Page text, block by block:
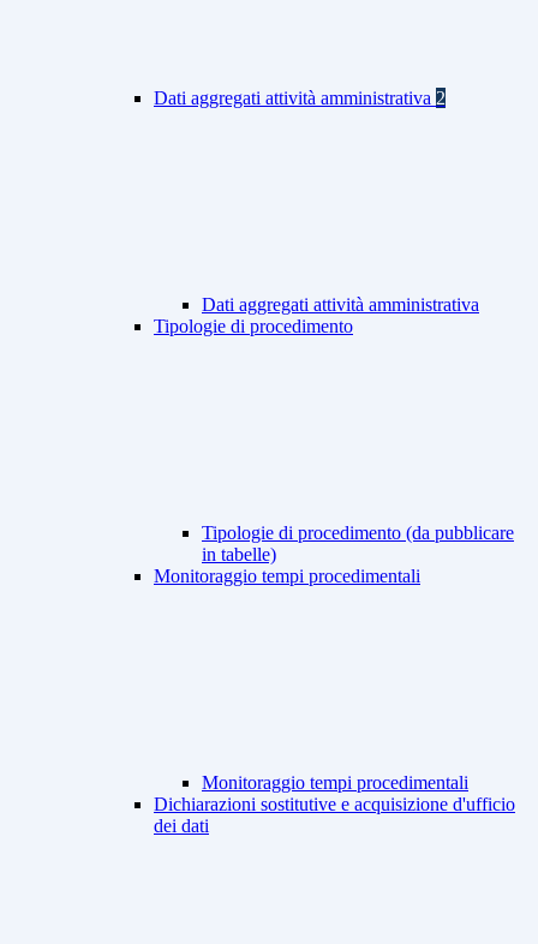
Dati aggregati attività amministrativa 2
Dati aggregati attività amministrativa
Tipologie di procedimento
Tipologie di procedimento (da pubblicare
in tabelle)
Monitoraggio tempi procedimentali
Monitoraggio tempi procedimentali
Dichiarazioni sostitutive e acquisizione d'ufficio
dei dati